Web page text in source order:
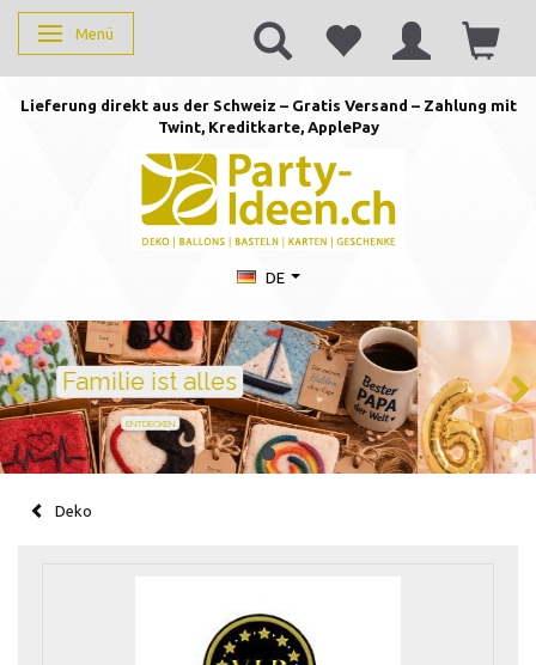
Anzeige ändern
Menü
Lieferung direkt aus der Schweiz – Gratis Versand – Zahlung mit
Twint, Kreditkarte, ApplePay
DE
Geburtstag feiern mit Stil
Ballons · Tischdeko · Karten · Zahlen
GEBURTSTAGSDEKO ENTDECKEN
Deko